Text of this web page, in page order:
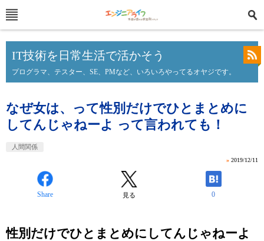
IT技術を日常生活で活かそう
プログラマ、テスター、SE、PMなど、いろいろやってるオヤジです。
なぜ女は、って性別だけでひとまとめに
してんじゃねーよ って言われても！
人間関係
» 2019/12/11
Share 見る 0
性別だけでひとまとめにしてんじゃねーよ